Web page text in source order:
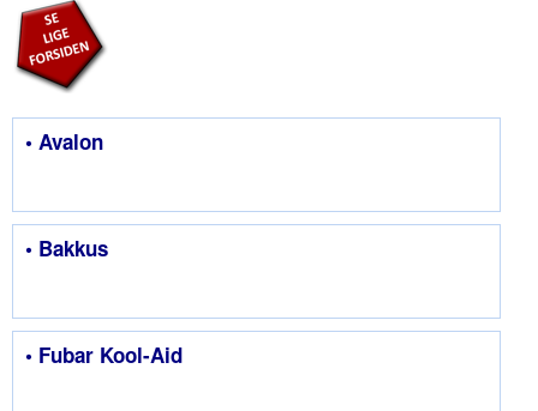
• Avalon
• Bakkus
• Fubar Kool-Aid